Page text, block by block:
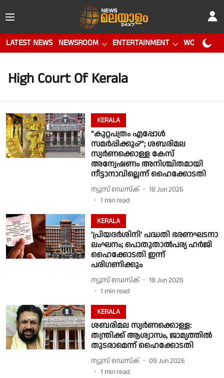
LATEST NEWS NEWSROOM ENTERTAINMENT WORLD CUP
High Court Of Kerala
KERALA
"കുറ്റപത്രം എപ്പോൾ
സമർപ്പിക്കും?"; ശബരിമല
സ്വർണക്കൊള്ള കേസ്
അന്വേഷണം അനിശ്ചിതമായി
നീട്ടാനാവില്ലെന്ന് ഹൈക്കോടതി
ന്യൂസ് ഡെസ്ക്
18 Jun 2026
1 min read
KERALA
'പ്രിയദർശിനി' പദ്ധതി ഭരണഘടനാ
ലംഘനം; പൊതുതാൽപര്യ ഹർജി
ഹൈക്കോടതി ഇന്ന്
പരിഗണിക്കും
ന്യൂസ് ഡെസ്ക്
18 Jun 2026
1 min read
KERALA
ശബരിമല സ്വർണക്കൊള്ള:
തന്ത്രിക്ക് ആശ്വാസം, ജാമ്യത്തിൽ
തുടരാമെന്ന് ഹൈക്കോടതി
ന്യൂസ് ഡെസ്ക്
09 Jun 2026
1 min read